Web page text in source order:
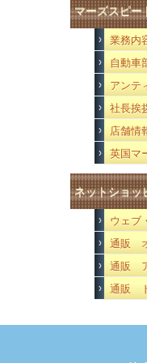
マーズスピー
業務内
自動車
アンテ
社長挨
店舗情
英国マ
ネットショッ
ウェブ
通販
通販
通販